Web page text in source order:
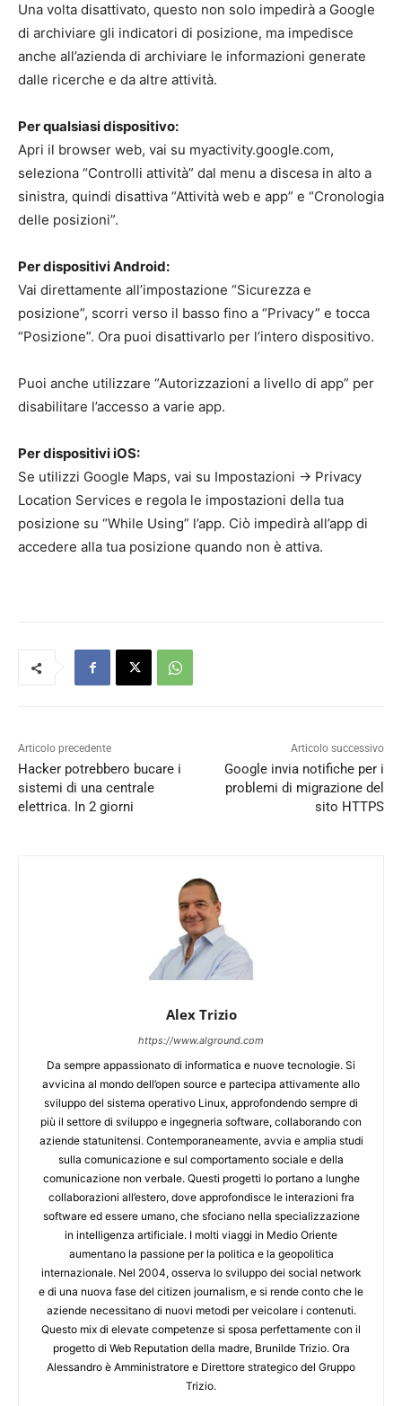
Una volta disattivato, questo non solo impedirà a Google
di archiviare gli indicatori di posizione, ma impedisce
anche all’azienda di archiviare le informazioni generate
dalle ricerche e da altre attività.
Per qualsiasi dispositivo:
Apri il browser web, vai su myactivity.google.com,
seleziona “Controlli attività” dal menu a discesa in alto a
sinistra, quindi disattiva “Attività web e app” e “Cronologia
delle posizioni”.
Per dispositivi Android:
Vai direttamente all’impostazione “Sicurezza e
posizione”, scorri verso il basso fino a “Privacy” e tocca
“Posizione”. Ora puoi disattivarlo per l’intero dispositivo.
Puoi anche utilizzare “Autorizzazioni a livello di app” per
disabilitare l’accesso a varie app.
Per dispositivi iOS:
Se utilizzi Google Maps, vai su Impostazioni → Privacy
Location Services e regola le impostazioni della tua
posizione su “While Using” l’app. Ciò impedirà all’app di
accedere alla tua posizione quando non è attiva.
Articolo precedente
Hacker potrebbero bucare i
sistemi di una centrale
elettrica. In 2 giorni
Articolo successivo
Google invia notifiche per i
problemi di migrazione del
sito HTTPS
Alex Trizio
https://www.alground.com
Da sempre appassionato di informatica e nuove tecnologie. Si
avvicina al mondo dell’open source e partecipa attivamente allo
sviluppo del sistema operativo Linux, approfondendo sempre di
più il settore di sviluppo e ingegneria software, collaborando con
aziende statunitensi. Contemporaneamente, avvia e amplia studi
sulla comunicazione e sul comportamento sociale e della
comunicazione non verbale. Questi progetti lo portano a lunghe
collaborazioni all’estero, dove approfondisce le interazioni fra
software ed essere umano, che sfociano nella specializzazione
in intelligenza artificiale. I molti viaggi in Medio Oriente
aumentano la passione per la politica e la geopolitica
internazionale. Nel 2004, osserva lo sviluppo dei social network
e di una nuova fase del citizen journalism, e si rende conto che le
aziende necessitano di nuovi metodi per veicolare i contenuti.
Questo mix di elevate competenze si sposa perfettamente con il
progetto di Web Reputation della madre, Brunilde Trizio. Ora
Alessandro è Amministratore e Direttore strategico del Gruppo
Trizio.